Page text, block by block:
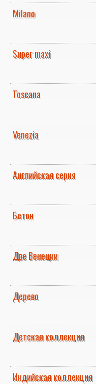
Milano
Super maxi
Toscana
Venezia
Английская серия
Бетон
Две Венеции
Дерево
Детская коллекция
Индийская коллекция